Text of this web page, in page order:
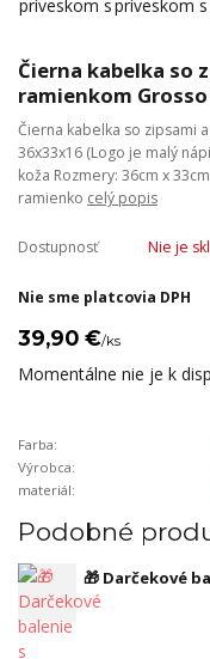
Čierna kabelka so
ramienkom
Čierna kabelka so zipsami
36x33x16 (Logo je malý
koža Rozmery: 36cm x
ramienko celý popis
Dostupnosť Nie je
Nie sme platcovia DPH
39,90 €/ks
Momentálne nie je k
Farba:
Výrobca:
materiál:
Podobné
🎁 Darčekové